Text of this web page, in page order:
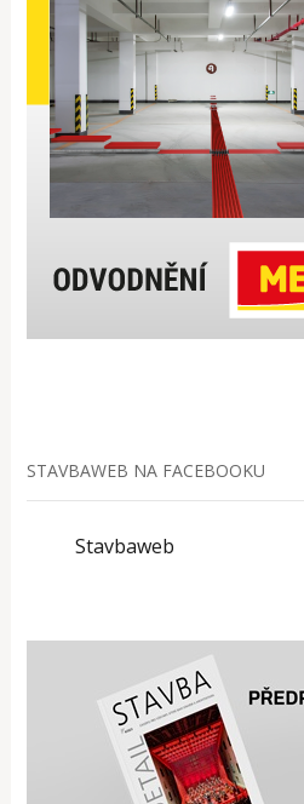
STAVBAWEB NA FACEBOOKU
Stavbaweb